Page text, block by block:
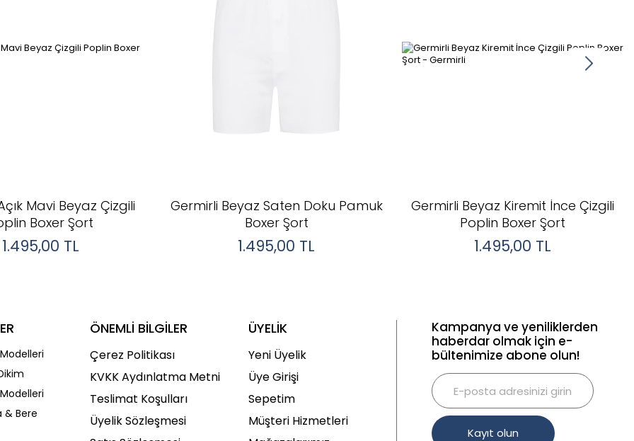
Mavi Beyaz Çizgili
Boxer Şort
1.495,00 TL
Germirli Beyaz Saten Doku Pamuk
Boxer Şort
1.495,00 TL
Germirli Beyaz Kiremit İnce Çizgili
Poplin Boxer Şort
1.495,00 TL
& Bere
ÖNEMLİ BİLGİLER
Çerez Politikası
KVKK Aydınlatma Metni
Teslimat Koşulları
Üyelik Sözleşmesi
ÜYELİK
Yeni Üyelik
Üye Girişi
Sepetim
Müşteri Hizmetleri
Kampanya ve yeniliklerden
haberdar olmak için e-
bültenimize abone olun!
Kayıt olun